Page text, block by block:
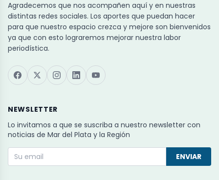
Agradecemos que nos acompañen aquí y en nuestras
distintas redes sociales. Los aportes que puedan hacer
para que nuestro espacio crezca y mejore son bienvenidos
ya que con esto lograremos mejorar nuestra labor
periodística.
NEWSLETTER
Lo invitamos a que se suscriba a nuestro newsletter con
noticias de Mar del Plata y la Región
ENVIAR